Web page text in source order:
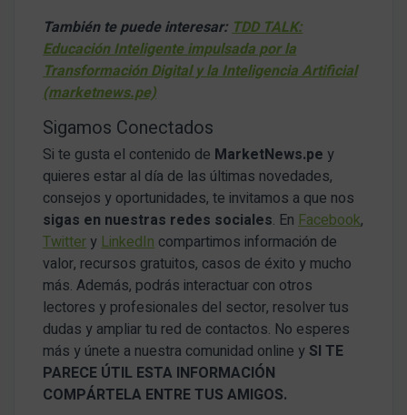
También te puede interesar:TDD TALK:
Educación Inteligente impulsada por la
Transformación Digital y la Inteligencia Artificial
(marketnews.pe)
Sigamos Conectados
Si te gusta el contenido de MarketNews.pe y
quieres estar al día de las últimas novedades,
consejos y oportunidades, te invitamos a que nos
sigas en nuestras redes sociales. EnFacebook,
Twitter yLinkedIn compartimos información de
valor, recursos gratuitos, casos de éxito y mucho
más. Además, podrás interactuar con otros
lectores y profesionales del sector, resolver tus
dudas y ampliar tu red de contactos. No esperes
más y únete a nuestra comunidad online y SI TE
PARECE ÚTIL ESTA INFORMACIÓN
COMPÁRTELA ENTRE TUS AMIGOS.